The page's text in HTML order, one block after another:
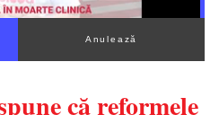
Anulează
că reformele